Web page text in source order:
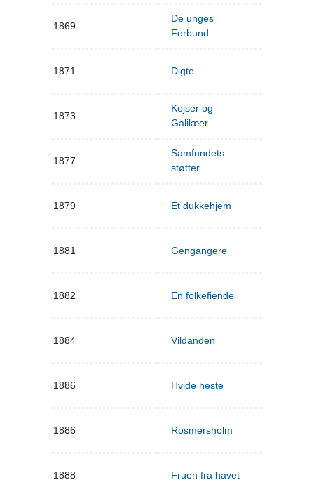
1869
De unges
Forbund
1871 Digte
1873
Kejser og
Galilæer
1877
Samfundets
støtter
1879 Et dukkehjem
1881 Gengangere
1882 En folkefiende
1884 Vildanden
1886 Hvide heste
1886 Rosmersholm
1888 Fruen fra havet